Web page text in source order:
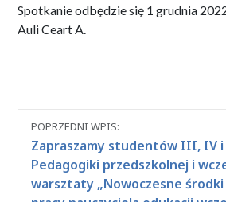
Spotkanie odbędzie się 1 grudnia
Auli Ceart A.
Nawigacja
między
wpisami
POPRZEDNI WPIS:
Zapraszamy studentów III, IV i
Pedagogiki przedszkolnej i
warsztaty „Nowoczesne